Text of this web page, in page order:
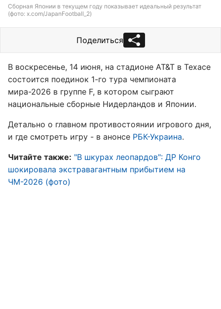
Сборная Японии в текущем году показывает идеальный результат
(фото: x.com/JapanFootball_2)
Поделиться
В воскресенье, 14 июня, на стадионе AT&T в Техасе
состоится поединок 1-го тура чемпионата
мира-2026 в группе F, в котором сыграют
национальные сборные Нидерландов и Японии.
Детально о главном противостоянии игрового дня,
и где смотреть игру - в анонсе РБК-Украина.
Читайте также: "В шкурах леопардов": ДР Конго
шокировала экстравагантным прибытием на
ЧМ-2026 (фото)